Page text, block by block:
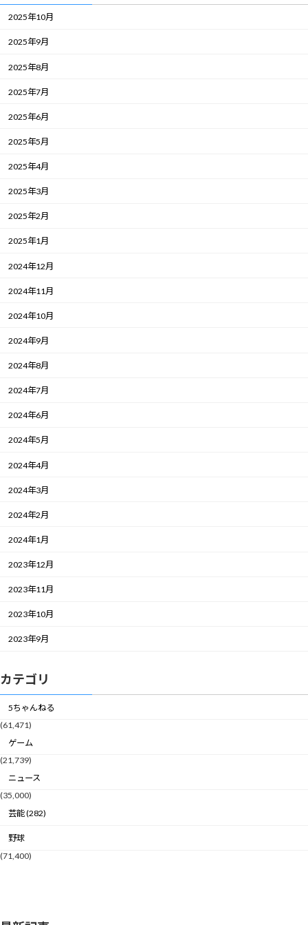
2025年10月
2025年9月
2025年8月
2025年7月
2025年6月
2025年5月
2025年4月
2025年3月
2025年2月
2025年1月
2024年12月
2024年11月
2024年10月
2024年9月
2024年8月
2024年7月
2024年6月
2024年5月
2024年4月
2024年3月
2024年2月
2024年1月
2023年12月
2023年11月
2023年10月
2023年9月
カテゴリ
5ちゃんねる
(61,471)
ゲーム
(21,739)
ニュース
(35,000)
芸能 (282)
野球
(71,400)